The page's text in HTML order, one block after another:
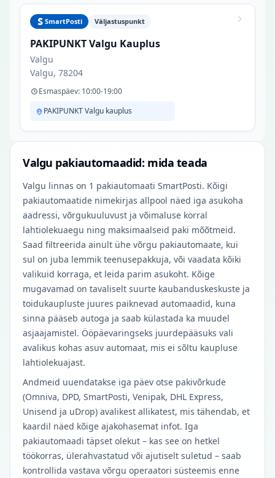
SmartPosti Väljastuspunkt
PAKIPUNKT Valgu Kauplus
Valgu
Valgu, 78204
Esmaspäev: 10:00-19:00
PAKIPUNKT Valgu kauplus
Valgu pakiautomaadid: mida teada
Valgu linnas on 1 pakiautomaati SmartPosti. Kõigi
pakiautomaatide nimekirjas allpool näed iga asukoha
aadressi, võrgukuuluvust ja võimaluse korral
lahtiolekuaegu ning maksimaalseid paki mõõtmeid.
Saad filtreerida ainult ühe võrgu pakiautomaate, kui
sul on juba lemmik teenusepakkuja, või vaadata kõiki
valikuid korraga, et leida parim asukoht. Kõige
mugavamad on tavaliselt suurte kaubanduskeskuste ja
toidukaupluste juures paiknevad automaadid, kuna
sinna pääseb autoga ja saab külastada ka muudel
asjaajamistel. Ööpäevaringseks juurdepääsuks vali
avalikus kohas asuv automaat, mis ei sõltu kaupluse
lahtiolekuajast.
Andmeid uuendatakse iga päev otse pakivõrkude
(Omniva, DPD, SmartPosti, Venipak, DHL Express,
Unisend ja uDrop) avalikest allikatest, mis tähendab, et
kaardil näed kõige ajakohasemat infot. Iga
pakiautomaadi täpset olekut – kas see on hetkel
töökorras, ülerahvastatud või ajutiselt suletud – saab
kontrollida vastava võrgu operaatori süsteemis enne